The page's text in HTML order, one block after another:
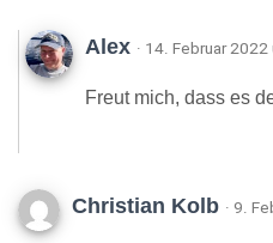
Alex · 14. Februar
Freut mich, dass es
Christian Kolb · 9.